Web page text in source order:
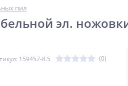
пил
эл.
159457-8.5 (0)